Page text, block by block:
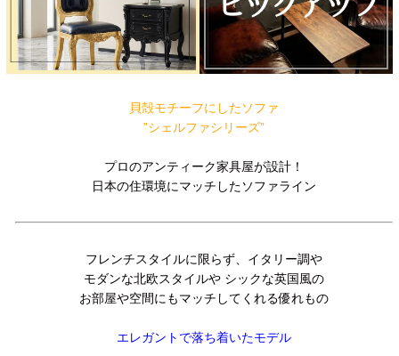
貝殻モチーフにしたソファ
”シェルファシリーズ”
プロのアンティーク家具屋が設計！
日本の住環境にマッチしたソファライン
フレンチスタイルに限らず、イタリー調や
モダンな北欧スタイルや シックな英国風の
お部屋や空間にもマッチしてくれる優れもの
エレガントで落ち着いたモデル